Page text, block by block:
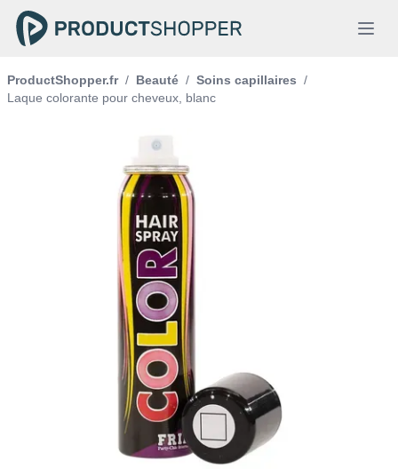
ProductShopper.fr / Beauté / Soins capillaires /
Laque colorante pour cheveux, blanc